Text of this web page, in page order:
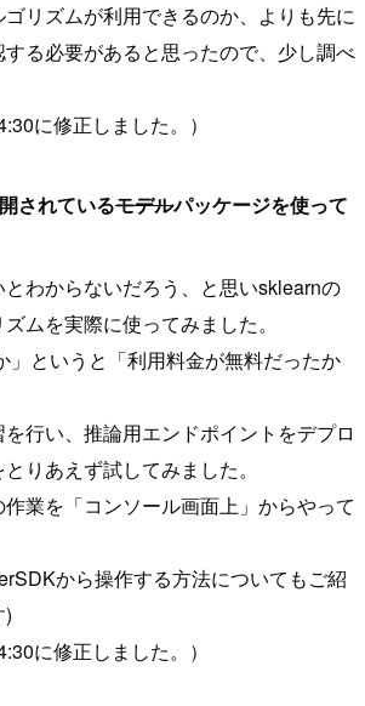
リズムが利用できるのか、よりも先に
る必要があると思ったので、少し調べ
に修正しました。）
されているモデルパッケージを使って
わからないだろう、と思いsklearnの
ムを実際に使ってみました。
」というと「利用料金が無料だったか
行い、推論用エンドポイントをデプロ
りあえず試してみました。
業を「コンソール画面上」からやって
から操作する方法についてもご紹
に修正しました。）